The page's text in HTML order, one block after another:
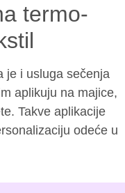
termo-
je i usluga sečenja
aplikuju na majice,
Takve aplikacije
odeće u